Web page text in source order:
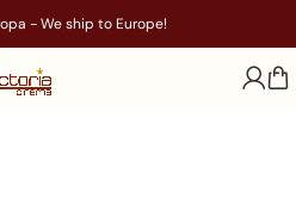
- We ship to Europe!